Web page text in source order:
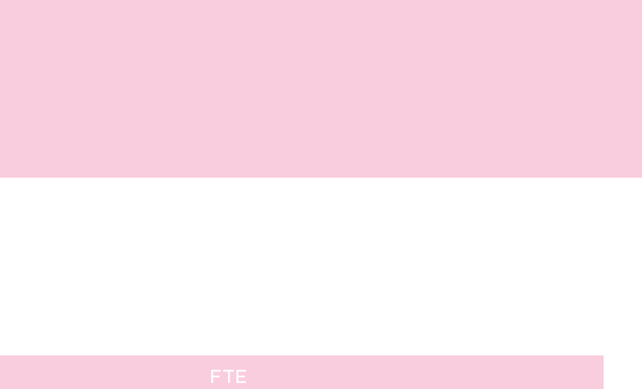
FTE